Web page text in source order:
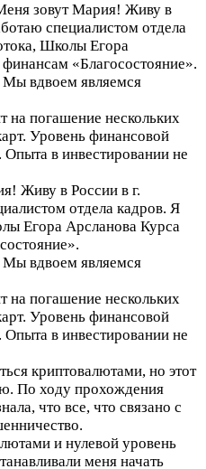
зовут Мария! Живу в
специалистом отдела
Школы Егора
«Благосостояние».
вдвоем являемся
на погашение нескольких
Уровень финансовой
в инвестировании не
Живу в России в г.
отдела кадров. Я
Егора Арсланова Курса
вдвоем являемся
на погашение нескольких
Уровень финансовой
в инвестировании не
криптовалютами, но этот
По ходу прохождения
что все, что связано с
и нулевой уровень
меня начать